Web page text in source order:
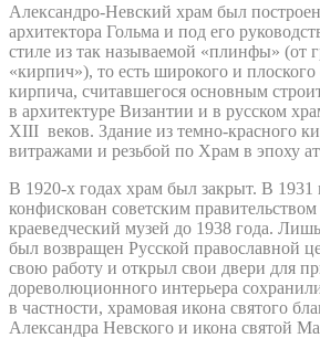
Александро-Невский храм был
архитектора Гольма и под его
стиле из так называемой «плинфы» (от
«кирпич»), то есть широкого и
кирпича, считавшегося основным
в архитектуре Византии и в русском
XIII веков. Здание из темно-красного
витражами и резьбой по Храм в эпоху
В 1920-х годах храм был закрыт. В 1931
конфискован советским правительством
краеведческий музей до 1938 года.
был возвращен Русской православной
свою работу и открыл свои двери для
дореволюционного интерьера
в частности, храмовая икона святого
Александра Невского и икона святой